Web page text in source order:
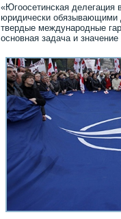
«Югоосетинская делегация
юридически обязывающими
твердые международные
основная задача и